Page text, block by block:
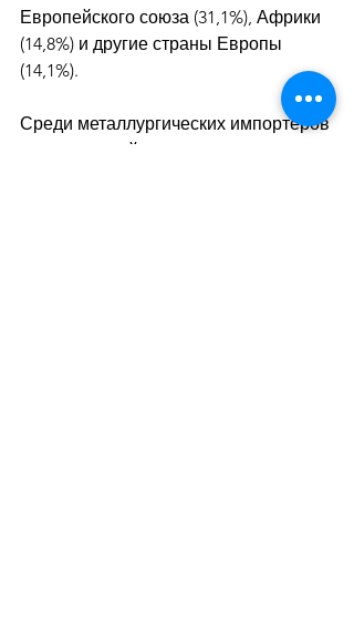
Европейского союза (31,1%), Африки
(14,8%) и другие страны Европы
(14,1%).
Среди металлургических импортеров
за январь-май первое место